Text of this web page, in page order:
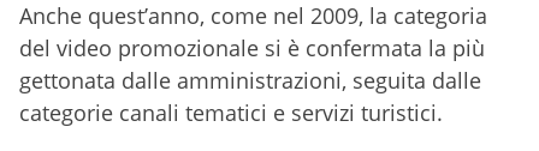
Anche quest’anno, come nel 2009, la categoria
del video promozionale si è confermata la più
gettonata dalle amministrazioni, seguita dalle
categorie canali tematici e servizi turistici.